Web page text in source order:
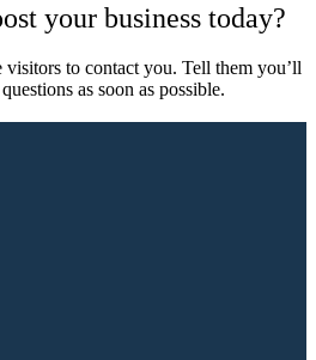
your business today?
to contact you. Tell them you’ll
as soon as possible.